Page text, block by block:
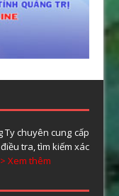
Ty chuyên cung cấp
tra, tìm kiếm xác
Xem thêm